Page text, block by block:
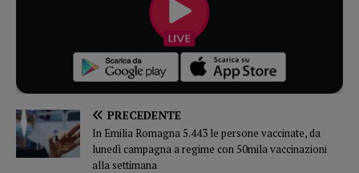
PRECEDENTE
In Emilia Romagna 5.443 le persone vaccinate, da
lunedì campagna a regime con 50mila vaccinazioni
alla settimana